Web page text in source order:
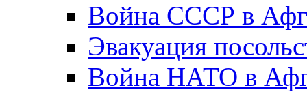
Война СССР в
Эвакуация
Война НАТО в